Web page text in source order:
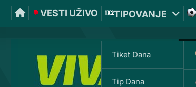
VESTI UŽIVO TIPOVANJE
Tiket Dana
Tip Dana